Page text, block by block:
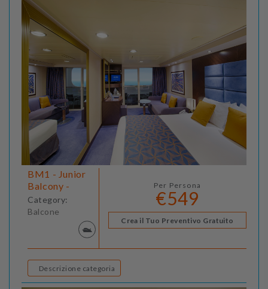
BM1 - Junior
Balcony -
Category:
Balcone
Per Persona
€549
Crea il Tuo Preventivo Gratuito
Descrizione categoria